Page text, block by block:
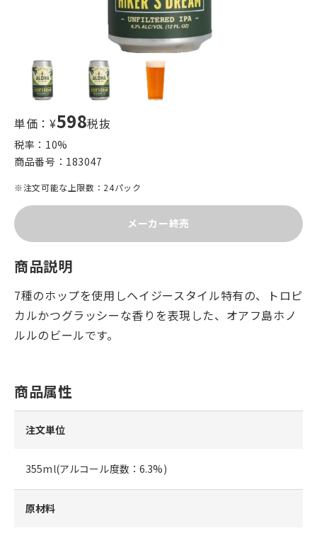
単価：¥598税抜
税率： 10%
商品番号： 183047
※注文可能な上限数：24パック
メーカー終売
商品説明
7種のホップを使用しヘイジースタイル特有の、トロピ
カルかつグラッシーな香りを表現した、オアフ島ホノ
ルルのビールです。
商品属性
注文単位
355ml(アルコール度数：6.3%)
原材料